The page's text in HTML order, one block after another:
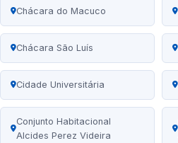
Chácara do Macuco
Chácara São Luís
Cidade Universitária
Conjunto Habitacional
Alcides Perez Videira